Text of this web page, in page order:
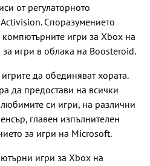
от регулаторното
Споразумението
игри за Xbox на
игри в облака на Boosteroid.
да обединяват хората.
да предостави на всички
си игри, на различни
главен изпълнителен
за игри на Microsoft.
игри за Xbox на